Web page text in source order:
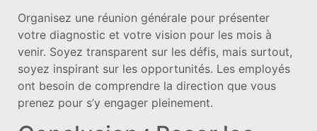
Organisez une réunion générale pour présenter
votre diagnostic et votre vision pour les mois à
venir. Soyez transparent sur les défis, mais surtout,
soyez inspirant sur les opportunités. Les employés
ont besoin de comprendre la direction que vous
prenez pour s’y engager pleinement.